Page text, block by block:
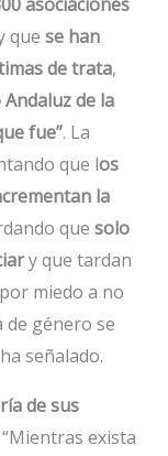
que se han
de trata,
de la
fue”. La
que los
la
que solo
y que tardan
miedo a no
de género se
señalado.
de sus
exista